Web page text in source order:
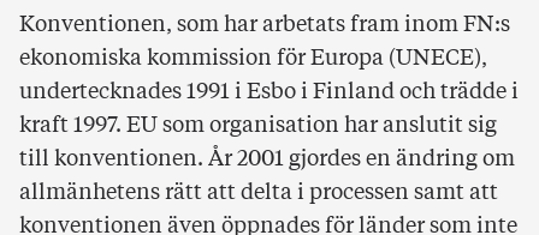
Konventionen, som har arbetats fram inom FN:s
ekonomiska kommission för Europa (UNECE),
undertecknades 1991 i Esbo i Finland och trädde i
kraft 1997. EU som organisation har anslutit sig
till konventionen. År 2001 gjordes en ändring om
allmänhetens rätt att delta i processen samt att
konventionen även öppnades för länder som inte